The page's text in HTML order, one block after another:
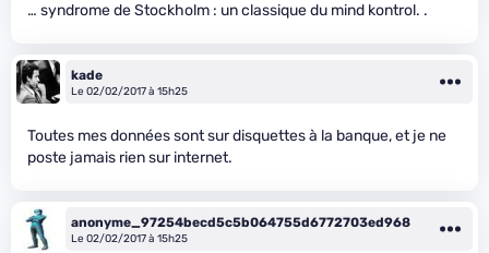
… syndrome de Stockholm : un classique du mind kontrol. .
kade
Le 02/02/2017 à 15h25
Toutes mes données sont sur disquettes à la banque, et je ne
poste jamais rien sur internet.
anonyme_97254becd5c5b064755d6772703ed968
Le 02/02/2017 à 15h25